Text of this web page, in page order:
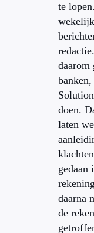
te
daarom
doen.
laten
gedaan
daarna
de